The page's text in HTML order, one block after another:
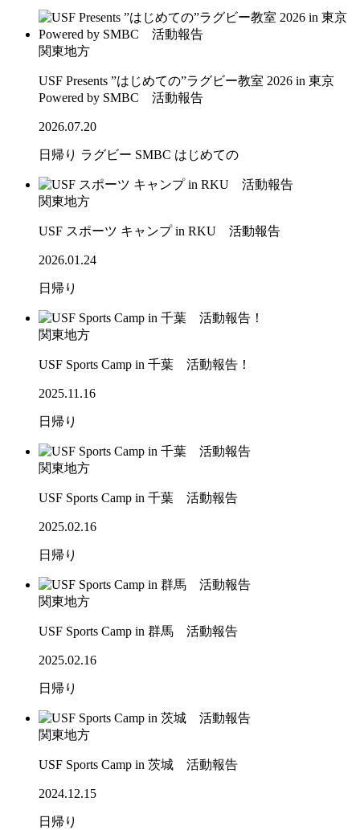
関東地方
USF Presents ”はじめての”ラグビー教室 2026 in 東京
Powered by SMBC 活動報告
2026.07.20
日帰り ラグビー SMBC はじめての
関東地方
USF スポーツ キャンプ in RKU 活動報告
2026.01.24
日帰り
関東地方
USF Sports Camp in 千葉 活動報告！
2025.11.16
日帰り
関東地方
USF Sports Camp in 千葉 活動報告
2025.02.16
日帰り
関東地方
USF Sports Camp in 群馬 活動報告
2025.02.16
日帰り
関東地方
USF Sports Camp in 茨城 活動報告
2024.12.15
日帰り